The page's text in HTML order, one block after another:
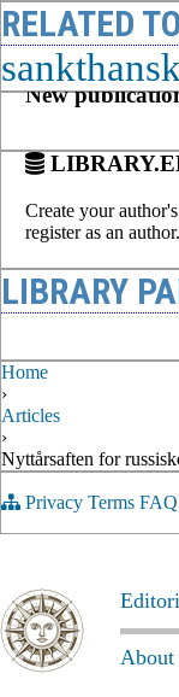
RELATED
New
Create your
register as an author.
LIBRARY
Home
›
Articles
›
Nyttårsaften for
Privacy Terms FAQ
About